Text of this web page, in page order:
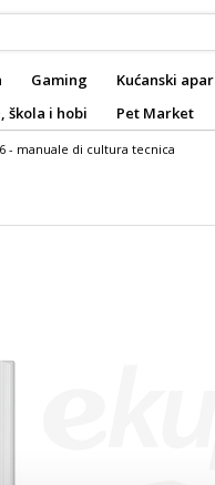
Gaming Kućanski
škola i hobi Pet Market
- manuale di cultura tecnica